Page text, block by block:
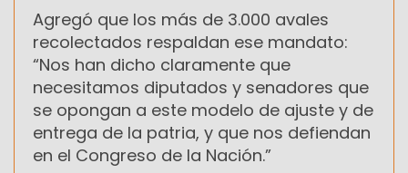
Agregó que los más de 3.000 avales
recolectados respaldan ese mandato:
“Nos han dicho claramente que
necesitamos diputados y senadores que
se opongan a este modelo de ajuste y de
entrega de la patria, y que nos defiendan
en el Congreso de la Nación.”